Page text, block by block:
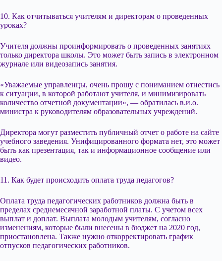
10. Как отчитываться учителям и директорам о проведенных
уроках?
Учителя должны проинформировать о проведенных занятиях
только директора школы. Это может быть запись в электронном
журнале или видеозапись занятия.
«Уважаемые управленцы, очень прошу с пониманием отнестись
к ситуации, в которой работают учителя, и минимизировать
количество отчетной документации», — обратилась в.и.о.
министра к руководителям образовательных учреждений.
Директора могут разместить публичный отчет о работе на сайте
учебного заведения. Унифицированного формата нет, это может
быть как презентация, так и информационное сообщение или
видео.
11. Как будет происходить оплата труда педагогов?
Оплата труда педагогических работников должна быть в
пределах среднемесячной заработной платы. С учетом всех
выплат и доплат. Выплата молодым учителям, согласно
изменениям, которые были внесены в бюджет на 2020 год,
приостановлена. Также нужно откорректировать график
отпусков педагогических работников.